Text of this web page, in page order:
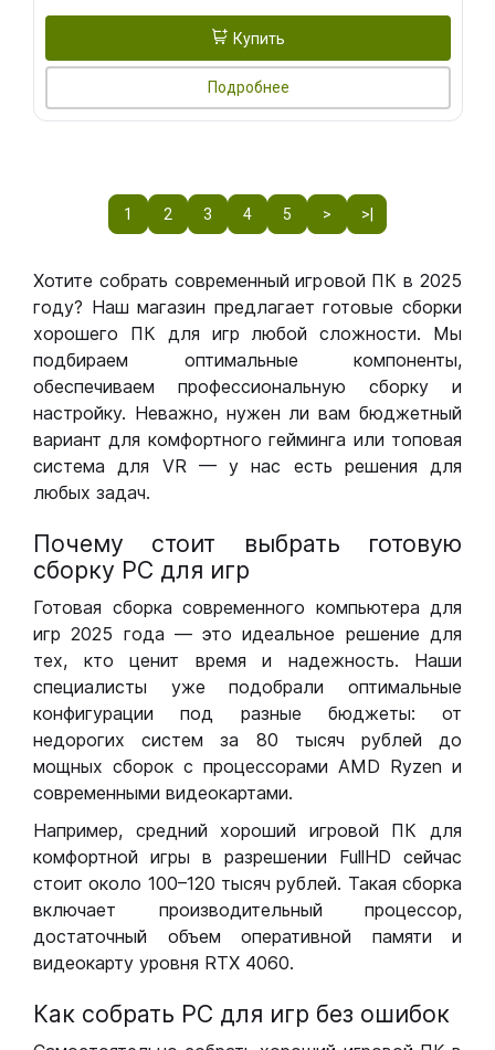
Купить
Подробнее
1 2 3 4 5 > >|
Хотите собрать современный игровой ПК в 2025
году? Наш магазин предлагает готовые сборки
хорошего ПК для игр любой сложности. Мы
подбираем оптимальные компоненты,
обеспечиваем профессиональную сборку и
настройку. Неважно, нужен ли вам бюджетный
вариант для комфортного гейминга или топовая
система для VR — у нас есть решения для
любых задач.
Почему стоит выбрать готовую
сборку РС для игр
Готовая сборка современного компьютера для
игр 2025 года — это идеальное решение для
тех, кто ценит время и надежность. Наши
специалисты уже подобрали оптимальные
конфигурации под разные бюджеты: от
недорогих систем за 80 тысяч рублей до
мощных сборок с процессорами AMD Ryzen и
современными видеокартами.
Например, средний хороший игровой ПК для
комфортной игры в разрешении FullHD сейчас
стоит около 100–120 тысяч рублей. Такая сборка
включает производительный процессор,
достаточный объем оперативной памяти и
видеокарту уровня RTX 4060.
Как собрать РС для игр без ошибок